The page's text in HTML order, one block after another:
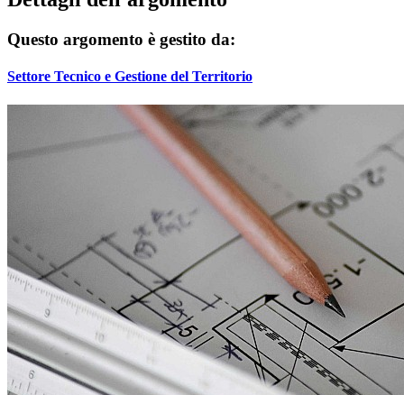
Questo argomento è gestito da:
Settore Tecnico e Gestione del Territorio